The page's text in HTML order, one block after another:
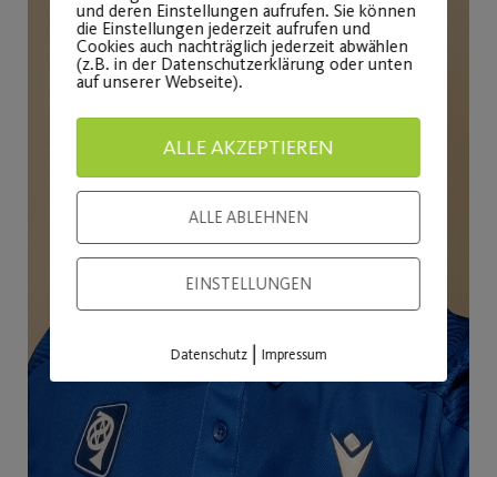
und deren Einstellungen aufrufen. Sie können
die Einstellungen jederzeit aufrufen und
Cookies auch nachträglich jederzeit abwählen
(z.B. in der Datenschutzerklärung oder unten
auf unserer Webseite).
ALLE AKZEPTIEREN
ALLE ABLEHNEN
EINSTELLUNGEN
Datenschutz| Impressum